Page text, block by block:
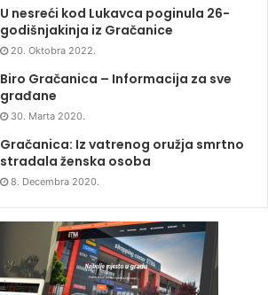
U nesreći kod Lukavca poginula 26-
godišnjakinja iz Gračanice
20. Oktobra 2022.
Biro Gračanica – Informacija za sve
građane
30. Marta 2020.
Gračanica: Iz vatrenog oružja smrtno
stradala ženska osoba
8. Decembra 2020.